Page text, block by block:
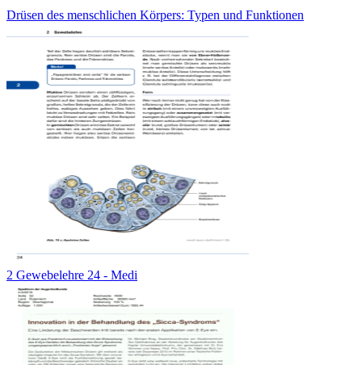
Drüsen des menschlichen Körpers: Typen und Funktionen
2 Gewebelehre 24 - Medi